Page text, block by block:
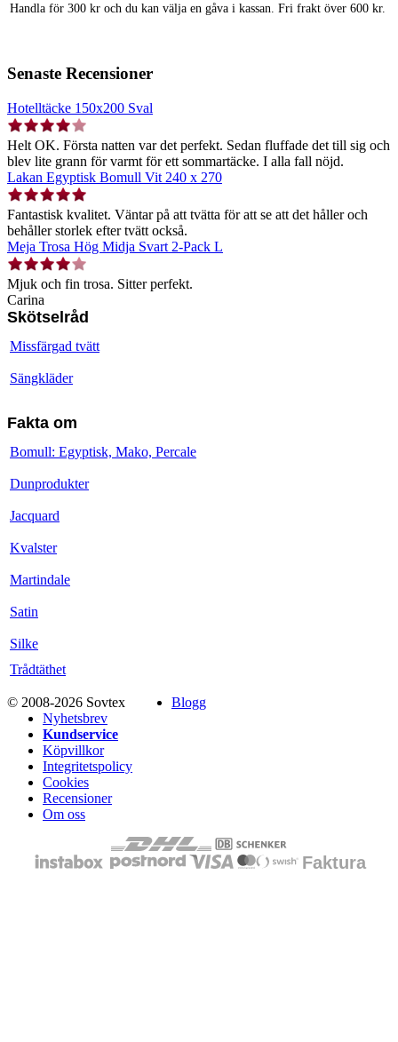
Handla för 300 kr och du kan välja en gåva i kassan. Fri frakt över 600 kr.
Senaste Recensioner
Hotelltäcke 150x200 Sval
Helt OK. Första natten var det perfekt. Sedan fluffade det till sig och
blev lite grann för varmt för ett sommartäcke. I alla fall nöjd.
Lakan Egyptisk Bomull Vit 240 x 270
Fantastisk kvalitet. Väntar på att tvätta för att se att det håller och
behåller storlek efter tvätt också.
Meja Trosa Hög Midja Svart 2-Pack L
Mjuk och fin trosa. Sitter perfekt.
Carina
Skötselråd
Missfärgad tvätt
Sängkläder
Fakta om
Bomull: Egyptisk, Mako, Percale
Dunprodukter
Jacquard
Kvalster
Martindale
Satin
Silke
Trådtäthet
© 2008-2026 Sovtex
Blogg
Nyhetsbrev
Kundservice
Köpvillkor
Integritetspolicy
Cookies
Recensioner
Om oss